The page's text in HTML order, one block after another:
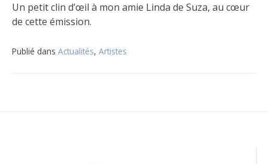
Un petit clin d’œil à mon amie Linda de Suza, au cœur
de cette émission.
Publié dans Actualités, Artistes